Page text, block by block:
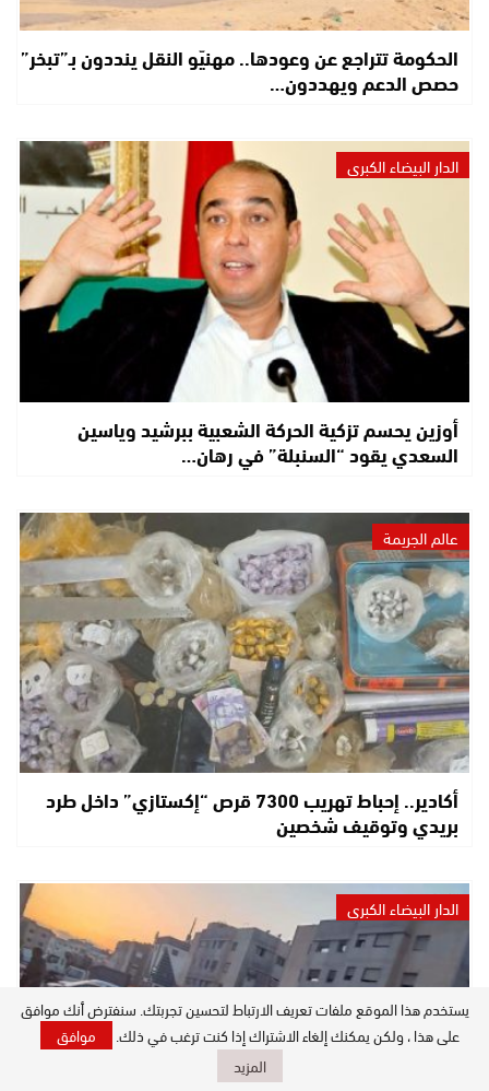
الحكومة تتراجع عن وعودها.. مهنيّو النقل ينددون بـ”تبخر”
حصص الدعم ويهددون…
الدار البيضاء الكبرى
أوزين يحسم تزكية الحركة الشعبية ببرشيد وياسين
السعدي يقود “السنبلة” في رهان…
عالم الجريمة
أكادير.. إحباط تهريب 7300 قرص “إكستازي” داخل طرد
بريدي وتوقيف شخصين
الدار البيضاء الكبرى
يستخدم هذا الموقع ملفات تعريف الارتباط لتحسين تجربتك. سنفترض أنك موافق
على هذا ، ولكن يمكنك إلغاء الاشتراك إذا كنت ترغب في ذلك.
موافق
المزيد